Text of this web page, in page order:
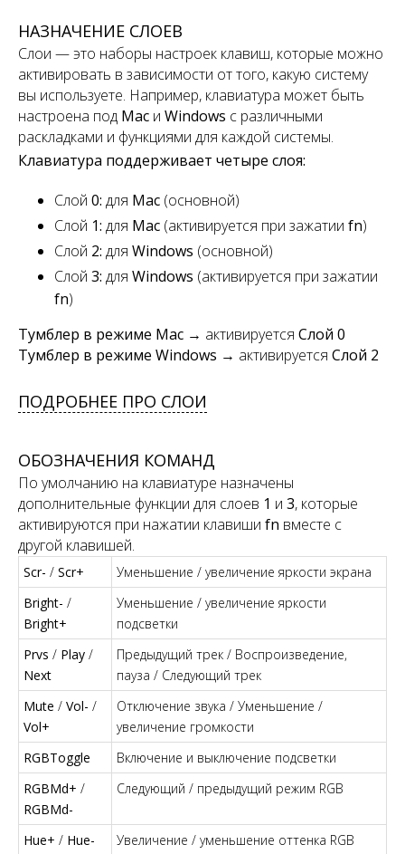
НАЗНАЧЕНИЕ СЛОЕВ
Слои — это наборы настроек клавиш, которые можно
активировать в зависимости от того, какую систему
вы используете. Например, клавиатура может быть
настроена под Mac и Windows с различными
раскладками и функциями для каждой системы.
Клавиатура поддерживает четыре слоя:
Слой 0: для Mac (основной)
Слой 1: для Mac (активируется при зажатии fn)
Слой 2: для Windows (основной)
Слой 3: для Windows (активируется при зажатии
fn)
Тумблер в режиме Mac → активируется Слой 0
Тумблер в режиме Windows → активируется Слой 2
ПОДРОБНЕЕ ПРО СЛОИ
ОБОЗНАЧЕНИЯ КОМАНД
По умолчанию на клавиатуре назначены
дополнительные функции для слоев 1 и 3, которые
активируются при нажатии клавиши fn вместе с
другой клавишей.
Scr- / Scr+
Уменьшение / увеличение яркости экрана
Bright- /
Bright+
Уменьшение / увеличение яркости
подсветки
Prvs / Play /
Next
Предыдущий трек / Воспроизведение,
пауза / Следующий трек
Mute / Vol- /
Vol+
Отключение звука / Уменьшение /
увеличение громкости
RGBToggle
Включение и выключение подсветки
RGBMd+ /
RGBMd-
Следующий / предыдущий режим RGB
Hue+ / Hue-
Увеличение / уменьшение оттенка RGB